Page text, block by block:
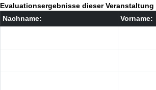
Evaluationsergebnisse dieser
Nachname:
Vorname: